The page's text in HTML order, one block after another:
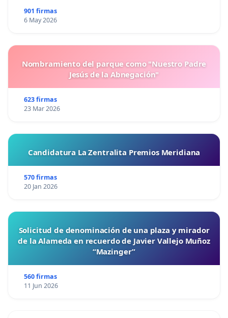
901 firmas
6 May 2026
Nombramiento del parque como "Nuestro Padre
Jesús de la Abnegación"
623 firmas
23 Mar 2026
Candidatura La Zentralita Premios Meridiana
570 firmas
20 Jan 2026
Solicitud de denominación de una plaza y mirador
de la Alameda en recuerdo de Javier Vallejo Muñoz
“Mazinger”
560 firmas
11 Jun 2026